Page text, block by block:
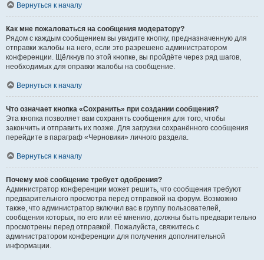
Вернуться к началу
Как мне пожаловаться на сообщения модератору?
Рядом с каждым сообщением вы увидите кнопку, предназначенную для
отправки жалобы на него, если это разрешено администратором
конференции. Щёлкнув по этой кнопке, вы пройдёте через ряд шагов,
необходимых для оправки жалобы на сообщение.
Вернуться к началу
Что означает кнопка «Сохранить» при создании сообщения?
Эта кнопка позволяет вам сохранять сообщения для того, чтобы
закончить и отправить их позже. Для загрузки сохранённого сообщения
перейдите в параграф «Черновики» личного раздела.
Вернуться к началу
Почему моё сообщение требует одобрения?
Администратор конференции может решить, что сообщения требуют
предварительного просмотра перед отправкой на форум. Возможно
также, что администратор включил вас в группу пользователей,
сообщения которых, по его или её мнению, должны быть предварительно
просмотрены перед отправкой. Пожалуйста, свяжитесь с
администратором конференции для получения дополнительной
информации.